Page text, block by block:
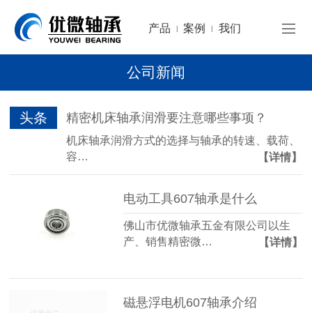
产品 | 案例 | 我们
公司新闻
头条 精密机床轴承润滑要注意哪些事项？
机床轴承润滑方式的选择与轴承的转速、载荷、
容…
【详情】
电动工具607轴承是什么
佛山市优微轴承五金有限公司以生
产、销售精密微…
【详情】
磁悬浮电机607轴承介绍